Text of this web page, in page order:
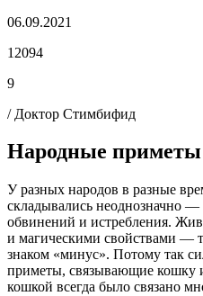
06.09.2021
12094
9
/ Доктор Стимбифид
Народные приметы
У разных народов в разные
складывались неоднозначно
обвинений и истребления.
и магическими свойствами —
знаком «минус». Потому так
приметы, связывающие кошку
кошкой всегда было связано